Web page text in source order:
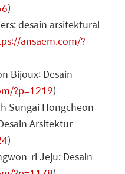
)
desain arsitektural -
ansaem.com/?
Bijoux: Desain
?p=1219)
Sungai Hongcheon
Arsitektur
)
ri Jeju: Desain